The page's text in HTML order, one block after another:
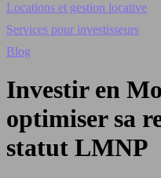
Locations et gestion locative
Services pour investisseurs
Blog
Investir en
optimiser sa
statut LMNP